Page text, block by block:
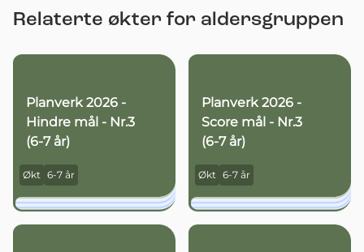
Relaterte økter for aldersgruppen
Planverk 2026 -
Hindre mål - Nr.3
(6-7 år)
Økt 6-7 år
Planverk 2026 -
Score mål - Nr.3
(6-7 år)
Økt 6-7 år